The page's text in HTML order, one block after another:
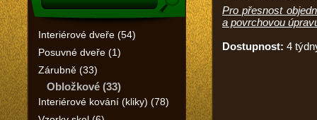
Interiérové dveře (54)
Posuvné dveře (1)
Zárubně (33)
Obložkové (33)
Interiérové kování (kliky) (78)
Pro přesnost
a povrchovou
Dostupnost: 4